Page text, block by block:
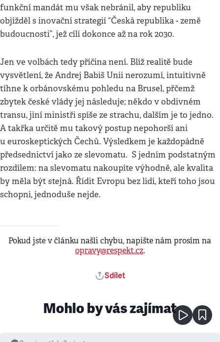
funkční mandát mu však nebránil, aby republiku
objížděl s inovační strategií “Česká republika - země
budoucnosti”, jež cílí dokonce až na rok 2030.
Jen ve volbách tedy příčina není. Blíž realitě bude
vysvětlení, že Andrej Babiš Unii nerozumí, intuitivně
tíhne k orbánovskému pohledu na Brusel, přčemž
zbytek české vlády jej následuje; někdo v obdivném
transu, jiní ministři spíše ze strachu, dalším je to jedno.
A takřka určitě mu takový postup nepohorší ani
u euroskeptických Čechů. Výsledkem je každopádně
předsednictví jako ze slevomatu. S jedním podstatným
rozdílem: na slevomatu nakoupíte výhodně, ale kvalita
by měla být stejná. Řídit Evropu bez lidí, kteří toho jsou
schopni, jednoduše nejde.
Pokud jste v článku našli chybu, napište nám prosím na
opravy@respekt.cz.
Sdílet
Mohlo by vás zajímat